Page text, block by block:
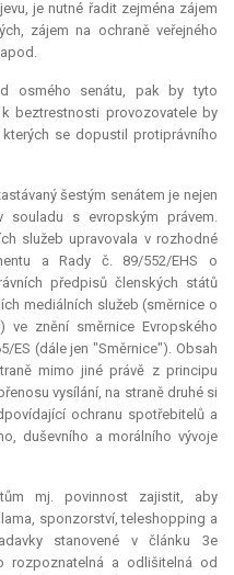
je nutné řadit zejména zájem
zájem na ochraně veřejného
osmého senátu, pak by tyto
beztrestnosti provozovatele by
se dopustil protiprávního
šestým senátem je nejen
s evropským právem.
služeb upravovala v rozhodné
a Rady č. 89/552/EHS o
předpisů členských států
mediálních služeb (směrnice o
ve znění směrnice Evropského
ES (dále jen "Směrnice"). Obsah
mimo jiné právě z principu
vysílání, na straně druhé si
ochranu spotřebitelů a
duševního a morálního vývoje
mj. povinnost zajistit, aby
sponzorství, teleshopping a
stanovené v článku 3e
rozpoznatelná a odlišitelná od